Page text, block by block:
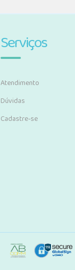
Serviços
Atendimento
Dúvidas
Cadastre-se